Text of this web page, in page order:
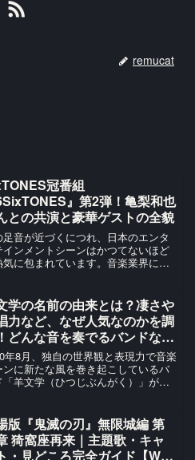
remucat
冠番組
』第2弾！亀梨和也
との共演と豪華ゲストの全貌
足音が近づくにつれ、日本のエンタ
インメントシーンはかつてないほど
気に包まれています。音楽業界に目
立て、Number_iの『3XL』は、世界
が決定...
学の名前の由来とは？凄さや
力など、なぜ人気なのかを調
どんな音を奏でるバンドなの
しく紹介！
年8月、独自の世界観と表現力で音楽
ンに新たな風を巻き起こしているバ
「羊文学（ひつじぶんがく）」がメ
な激情を併せ持つこのバンドは、シ
ゲイザーやオル...
版『鬼滅の刃』無限城編 第
猗窩座再来｜主題歌・キャ
・見どころ完全ガイド【W主